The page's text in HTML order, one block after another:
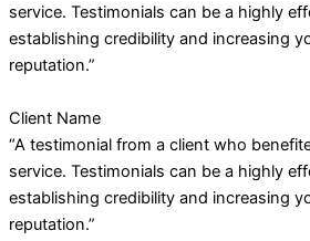
service. Testimonials can be a highly
establishing credibility and increasing
reputation.”
Client Name
“A testimonial from a client who
service. Testimonials can be a highly
establishing credibility and increasing
reputation.”